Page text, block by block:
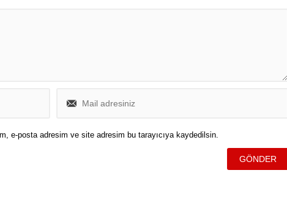
e-posta adresim ve site adresim bu tarayıcıya kaydedilsin.